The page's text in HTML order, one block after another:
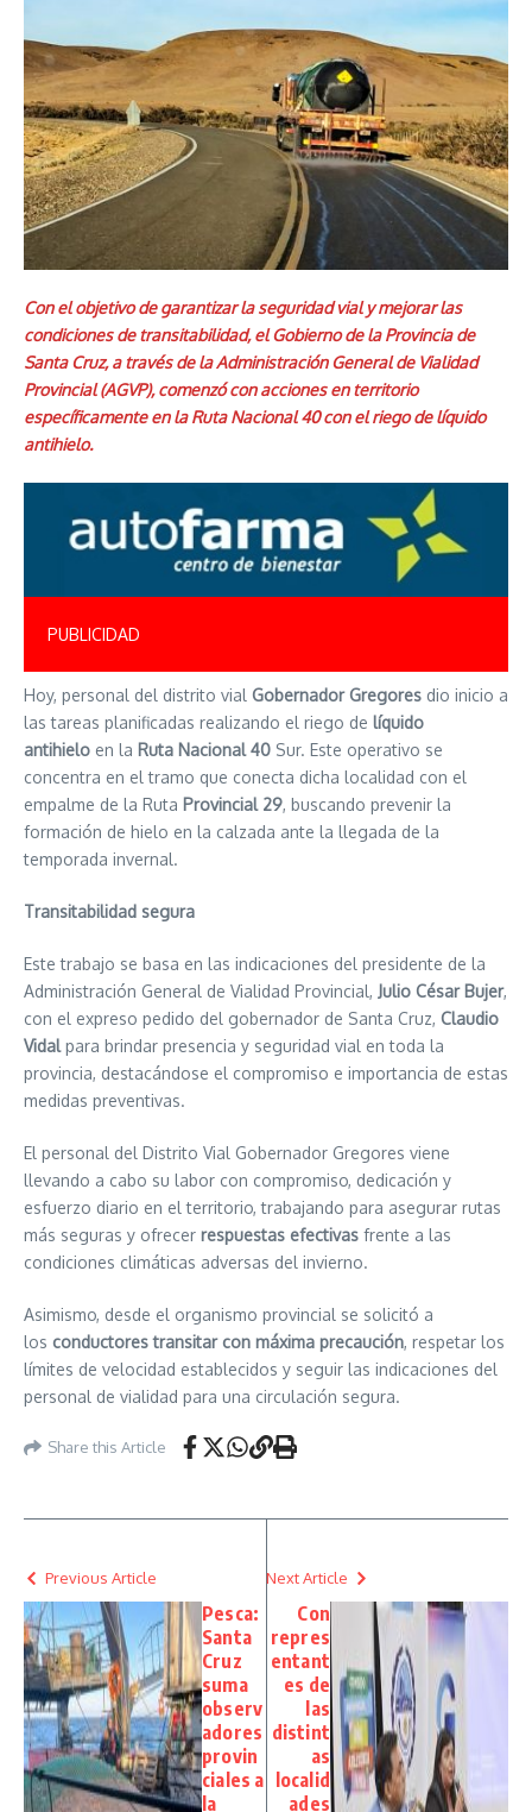
Con el objetivo de garantizar la seguridad vial y mejorar las
condiciones de transitabilidad, el Gobierno de la Provincia de
Santa Cruz, a través de la Administración General de Vialidad
Provincial (AGVP), comenzó con acciones en territorio
específicamente en la Ruta Nacional 40 con el riego de líquido
antihielo.
PUBLICIDAD
Hoy, personal del distrito vial Gobernador Gregores dio inicio a
las tareas planificadas realizando el riego de líquido
antihielo en la Ruta Nacional 40 Sur. Este operativo se
concentra en el tramo que conecta dicha localidad con el
empalme de la Ruta Provincial 29, buscando prevenir la
formación de hielo en la calzada ante la llegada de la
temporada invernal.
Transitabilidad segura
Este trabajo se basa en las indicaciones del presidente de la
Administración General de Vialidad Provincial, Julio César Bujer,
con el expreso pedido del gobernador de Santa Cruz, Claudio
Vidalpara brindar presencia y seguridad vial en toda la
provincia, destacándose el compromiso e importancia de estas
medidas preventivas.
El personal del Distrito Vial Gobernador Gregores viene
llevando a cabo su labor con compromiso, dedicación y
esfuerzo diario en el territorio, trabajando para asegurar rutas
más seguras y ofrecer respuestas efectivas frente a las
condiciones climáticas adversas del invierno.
Asimismo, desde el organismo provincial se solicitó a
los conductores transitar con máxima precaución, respetar los
límites de velocidad establecidos y seguir las indicaciones del
personal de vialidad para una circulación segura.
Share this Article
Previous Article
Pesca:
Santa
Cruz
suma
observ
adores
provin
ciales a
la
Next Article
Con
repres
entant
es de
las
distint
as
localid
ades